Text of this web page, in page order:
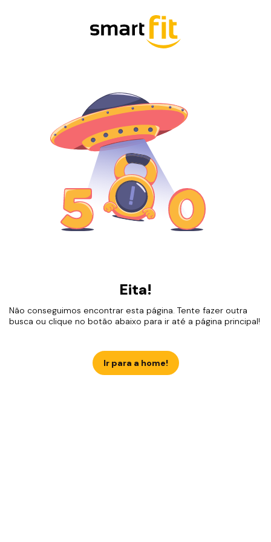
Eita!
Não conseguimos encontrar esta página. Tente fazer outra
busca ou clique no botão abaixo para ir até a página principal!
Ir para a home!